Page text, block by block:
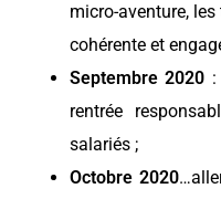
micro-aventure,
cohérente et
Septembre 2020
rentrée
salariés ;
Octobre 2020